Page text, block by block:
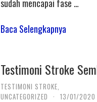
sudah mencapai fase …
Baca Selengkapnya
Testimoni Stroke
TESTIMONI STROKE,
UNCATEGORIZED
· 13/01/2020